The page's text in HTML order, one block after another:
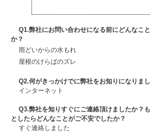
Q1.弊社にお問い合わせになる前にどんなこ
か？
雨どいからの水もれ
屋根のけらばのズレ
Q2.何がきっかけでに弊社をお知りになりま
インターネット
Q3.弊社を知りすぐにご連絡頂けましたか？
としたらどんなことがご不安でしたか？
すぐ連絡しました